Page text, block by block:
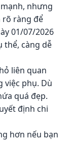
nhưng
ràng để
01/07/2026
thể, càng dễ
liên quan
việc phụ. Dù
quá đẹp.
định chi
hơn nếu bạn